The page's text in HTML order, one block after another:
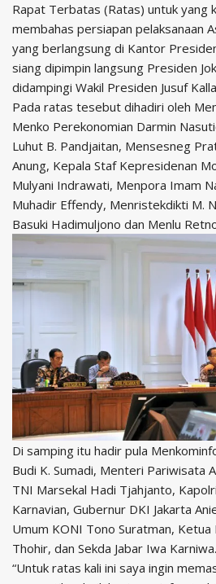
Rapat Terbatas (Ratas) untuk yang
membahas persiapan pelaksanaan
yang berlangsung di Kantor
siang dipimpin langsung Presiden
didampingi Wakil Presiden Jusuf
Pada ratas tesebut dihadiri oleh
Menko Perekonomian Darmin
Luhut B. Pandjaitan, Mensesneg
Anung, Kepala Staf Kepresidenan
Mulyani Indrawati, Menpora Imam
Muhadir Effendy, Menristekdikti M.
Basuki Hadimuljono dan Menlu
Di samping itu hadir pula
Budi K. Sumadi, Menteri Pariwisata
TNI Marsekal Hadi Tjahjanto,
Karnavian, Gubernur DKI Jakarta
Umum KONI Tono Suratman, Ketua
Thohir, dan Sekda Jabar Iwa Karniwa.
“Untuk ratas kali ini saya ingin